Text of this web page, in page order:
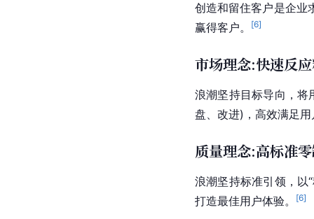
创造和留住客户是企业
赢得客户。
[6]
市场理念:快速反
浪潮坚持目标导向，将
盘、改进)，高效满足
质量理念:高标准
浪潮坚持标准引领，以
打造最佳用户体验。
[6]